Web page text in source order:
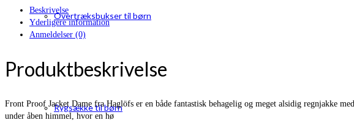
Overtræksbukser til børn
Rygsække til børn
Beskrivelse
Yderligere information
Anmeldelser (0)
Produktbeskrivelse
Front Proof Jacket Dame fra Haglöfs er en både fantastisk behagelig og meget alsidig regnjakke
under åben himmel, hvor en hø